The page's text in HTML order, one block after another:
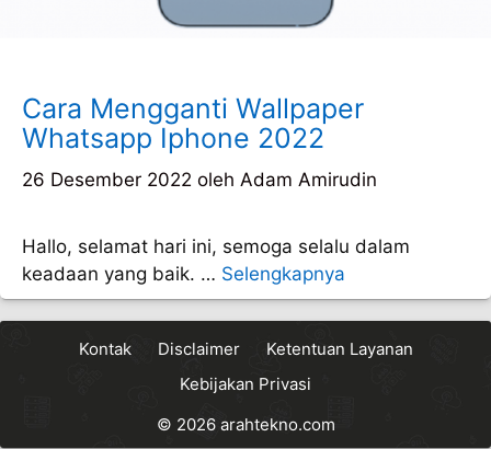
Cara Mengganti Wallpaper
Whatsapp Iphone 2022
26 Desember 2022 oleh Adam Amirudin
Hallo, selamat hari ini, semoga selalu dalam
keadaan yang baik. … Selengkapnya
Kontak Disclaimer
Ketentuan Layanan
Kebijakan Privasi
© 2026 arahtekno.com